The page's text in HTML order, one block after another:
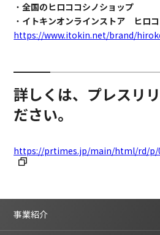
・全国のヒロココシノショップ
・ イトキンオンラインストア ヒロコ
https://www.itokin.net/brand/
詳しくは、プレスリ
ださい。
https://prtimes.jp/main/html/rd/p/
事業紹介